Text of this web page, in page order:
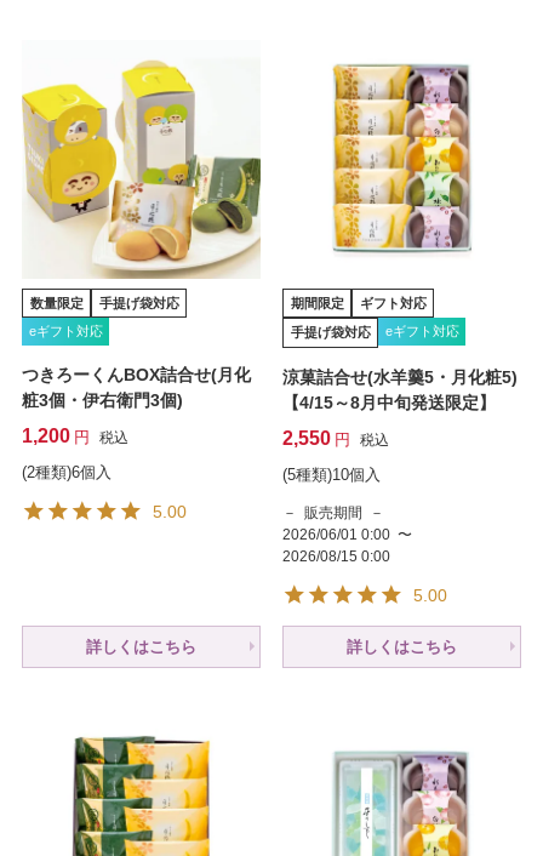
数量限定
手提げ袋対応
eギフト対応
つきろーくんBOX詰合せ(月化
粧3個・伊右衛門3個)
1,200 税込
(2種類)6個入
5.00
詳しくはこちら
期間限定 ギフト対応
手提げ袋対応 eギフト対応
涼菓詰合せ(水羊羹5・月化粧5)
【4/15～8月中旬発送限定】
2,550 税込
(5種類)10個入
販売期間
2026/06/01 0:00 〜
2026/08/15 0:00
5.00
詳しくはこちら